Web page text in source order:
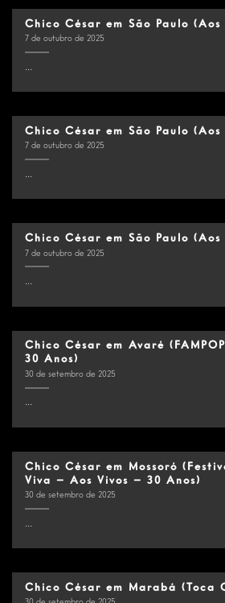
Chico César em São Paulo
7 de outubro de 2025
...
Chico César em São Paulo
7 de outubro de 2025
...
Chico César em São Paulo
7 de outubro de 2025
...
Chico César em Avaré
30 Anos)
30 de setembro de 2025
...
Chico César em Mossoró
Viva – Aos Vivos – 30 Anos)
30 de setembro de 2025
...
Chico César em Marabá (Toca